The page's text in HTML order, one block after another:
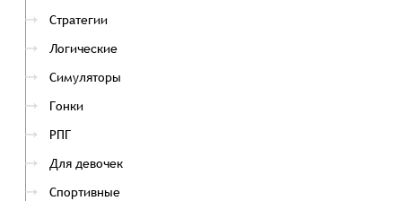
Стратегии
Логические
Симуляторы
Гонки
РПГ
Для девочек
Спортивные